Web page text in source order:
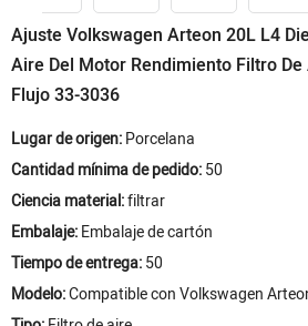
Ajuste Volkswagen Arteon 20L L4
Aire Del Motor Rendimiento Filtro
Flujo 33-3036
Lugar de origen:Porcelana
Cantidad mínima de pedido:50
Ciencia material:filtrar
Embalaje:Embalaje de cartón
Tiempo de entrega:50
Modelo:Compatible con Volkswagen